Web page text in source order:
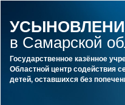
в Самарской
Государственное казённое
Областной центр содействия
детей, оставшихся без